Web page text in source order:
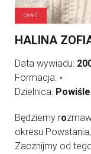
cywil
HALINA
Data wywiadu:
Formacja: -
Dzielnica: Powiśle
Będziemy ro
okresu
Zacznijmy od